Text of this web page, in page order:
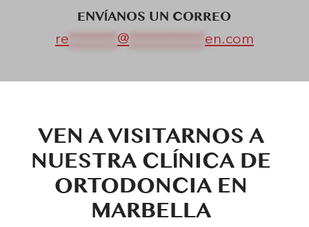
ENVÍANOS UN CORREO
re @*********** en.com
VEN A VISITARNOS A
NUESTRA CLÍNICA DE
ORTODONCIA EN
MARBELLA